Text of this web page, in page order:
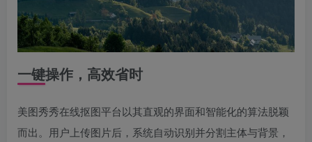
一键操作，高效省时
美图秀秀在线抠图平台以其直观的界面和智能化的算法脱颖
而出。用户上传图片后，系统自动识别并分割主体与背景，